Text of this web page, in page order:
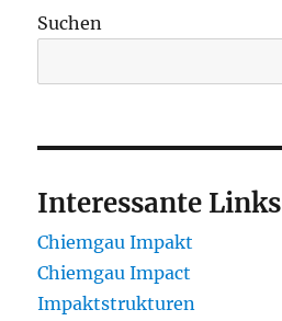
Suchen
Interessante Links
Chiemgau Impakt
Chiemgau Impact
Impaktstrukturen